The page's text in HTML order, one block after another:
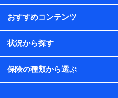
保険契約情報
当社または株式会社NTTドコ
プが取得し、又は保有する保
して、保険契約者及び被保険
日、性別、保険契約者と被保
的、保険商品の内容、保険料
のメーカーや走行距離などの
などの情報、ペットの種類や
おすすめコンテンツ
状況から探す
保険の種類から選ぶ